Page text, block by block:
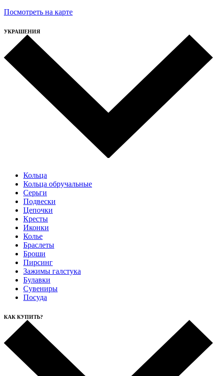
Посмотреть на карте
УКРАШЕНИЯ
Кольца
Кольца обручальные
Серьги
Подвески
Цепочки
Кресты
Иконки
Колье
Браслеты
Броши
Пирсинг
Зажимы галстука
Булавки
Сувениры
Посуда
КАК КУПИТЬ?